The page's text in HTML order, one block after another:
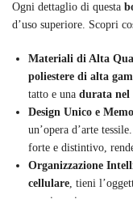
Ogni dettaglio di questa
d’uso superiore. Scopri
Materiali di Alta
poliestere di alta
tatto e una durata nel
Design Unico e
un’opera d’arte
forte e distintivo,
Organizzazione
cellulare , tieni